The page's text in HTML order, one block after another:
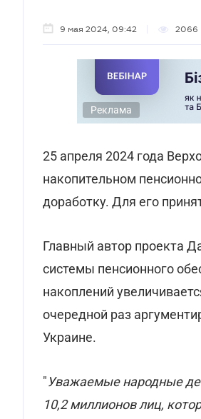
9 мая 2024, 09:42 2066
Реклама
25 апреля 2024 года
накопительном
доработку. Для его
Главный автор проекта
системы пенсионного
накоплений
очередной раз
Украине.
"Уважаемые народные
10,2 миллионов лиц,